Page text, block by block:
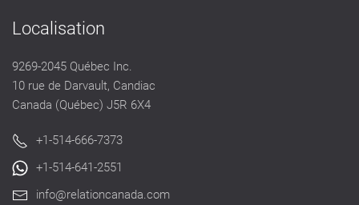
Localisation
9269-2045 Québec Inc.
10 rue de Darvault, Candiac
Canada (Québec) J5R 6X4
+1-514-666-7373
+1-514-641-2551
info@relationcanada.com